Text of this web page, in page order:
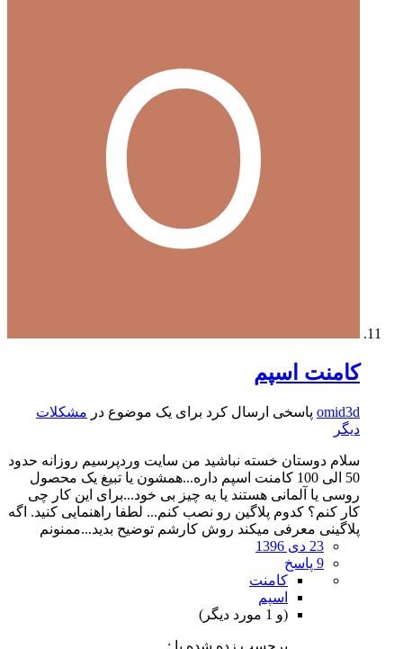
کامنت اسپم
omid3d پاسخی ارسال کرد برای یک موضوع در مشکلات
دیگر
سلام دوستان خسته نباشید من سایت وردپرسیم روزانه حدود
50 الی 100 کامنت اسپم داره...همشون یا تبیغ یک محصول
روسی یا آلمانی هستند یا یه چیز بی خود...برای این کار چی
کار کنم؟ کدوم پلاگین رو نصب کنم... لطفا راهنمایی کنید. اگه
پلاگینی معرفی میکند روش کارشم توضیح بدید...ممنونم
23 دی 1396
9 پاسخ
کامنت
اسپم
(و 1 مورد دیگر)